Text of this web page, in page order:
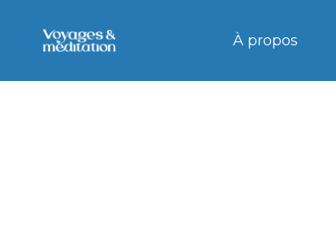
À propos